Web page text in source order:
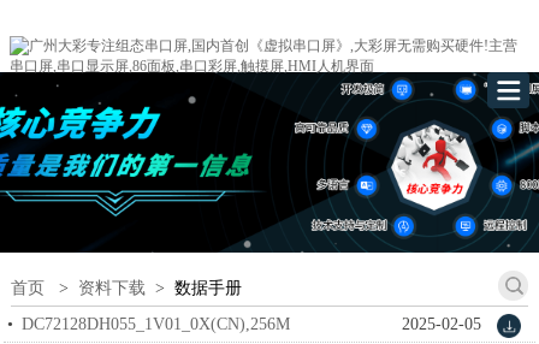
首页 > 资料下载> 数据手册
2025-02-05
DC72128DH055_1V01_0X(CN),256M